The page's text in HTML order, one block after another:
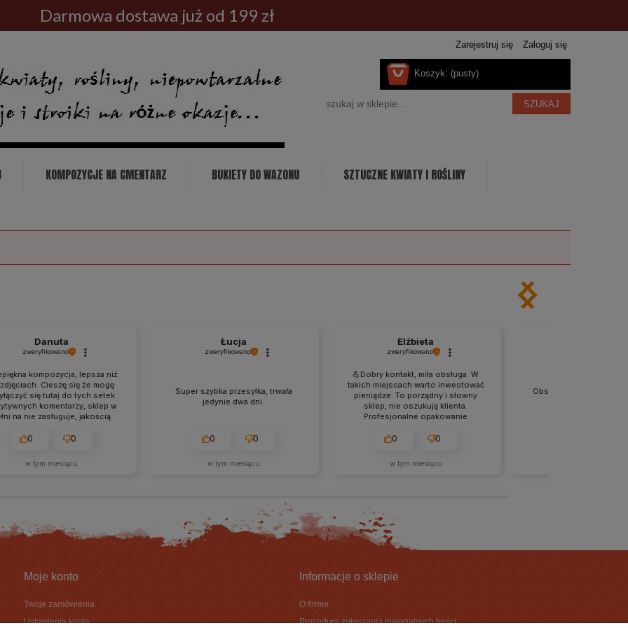
Darmowa dostawa już od 199 zł
Zarejestruj się Zaloguj się
Koszyk: (pusty)
SZUKAJ
KOMPOZYCJE NA CMENTARZ BUKIETY DO WAZONU SZTUCZNE KWIATY I ROŚLINY
Danuta
zweryfikowano
kompozycja, lepsza niż
Cieszę się że mogę
się tutaj do tych setek
komentarzy, sklep w
na nie zasługuje, jakością
pakowaniem. Gorąco
jestem ich stałą klientką❤️
0 0
w tym miesiącu
Łucja
zweryfikowano
Super szybka przesyłka, trwała
jedynie dwa dni.
0 0
w tym miesiącu
Elżbieta
zweryfikowano
💪Dobry kontakt, miła obsługa. W
takich miejscach warto inwestować
pieniądze. To porządny i słowny
sklep, nie oszukują klienta.
Profesjonalne opakowanie
jeszcze więcej wartości
dużo nowości. Polecam.
0 0
w tym miesiącu
Obsługa na najwyższym
Moje konto
Twoje zamówienia
Ustawienia konta
Informacje o sklepie
O firmie
Procedura zgłaszania nielegalnych treści